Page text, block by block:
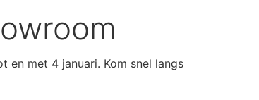
en met 4 januari. Kom snel langs